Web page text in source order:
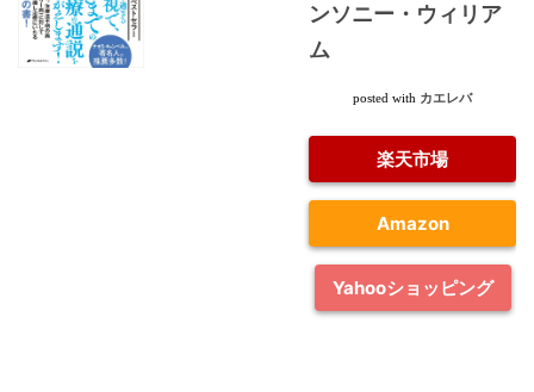
ンソニー・ウィリア
ム
posted with カエレバ
楽天市場
Amazon
Yahooショッピング